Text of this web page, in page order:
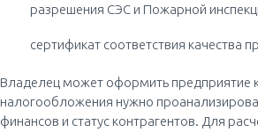
разрешения СЭС и Пожарной
сертификат соответствия качества
Владелец может оформить
налогообложения нужно
финансов и статус контрагентов. Для